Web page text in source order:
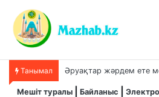
Танымал Аллаға сенім білдіру
Мешіт туралы Байланыс